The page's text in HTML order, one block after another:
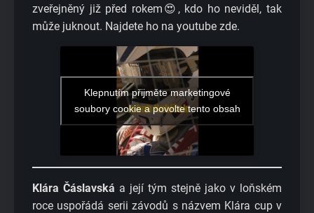
zveřejněný již před rokem😍, kdo ho neviděl, tak
může juknout. Najdete ho na youtube zde.
Klepnutím přijměte marketingové
soubory cookie a povolte tento obsah
Klára Čáslavská a její tým stejně jako v loňském
roce uspořádá serii závodů s názvem Klára cup v